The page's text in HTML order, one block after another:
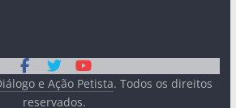
e Ação Petista. Todos os direitos
reservados.